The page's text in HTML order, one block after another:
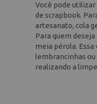
Você pode
de scrapbook.
artesanato, cola
Para quem
meia pérola.
lembrancinhas ou
realizando a